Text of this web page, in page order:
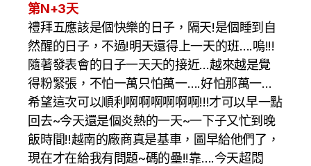
第N+3天
禮拜五應該是個快樂的日子，隔天!是個睡到自
然醒的日子，不過!明天還得上一天的班….嗚!!!
隨著發表會的日子一天天的接近…越來越是覺
得粉緊張，不怕一萬只怕萬一….好怕那萬一…
希望這次可以順利啊啊啊啊啊啊!!!才可以早一點
回去~今天還是個炎熱的一天~一下子又忙到晚
飯時間!!越南的廠商真是基車，圖早給他們了，
現在才在給我有問題~碼的壘!!靠….今天超悶